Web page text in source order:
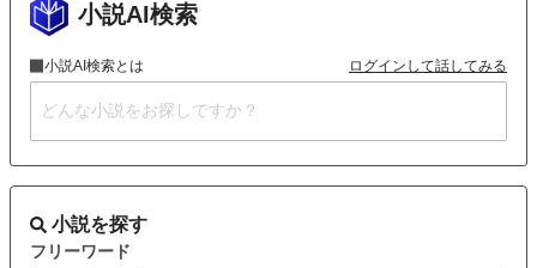
小説AI検索
小説AI検索とは ログインして話してみる
小説を探す
フリーワード